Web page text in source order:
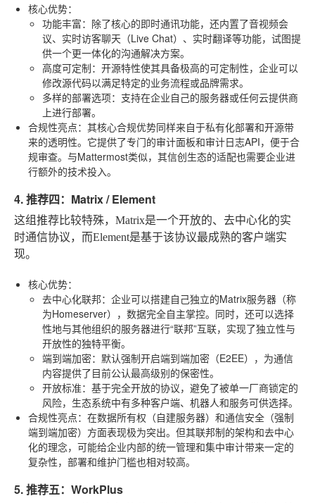
核心优势：
功能丰富：除了核心的即时通讯功能，还内置了音视频会
议、实时访客聊天（Live Chat）、实时翻译等功能，试图提
供一个更一体化的沟通解决方案。
高度可定制：开源特性使其具备极高的可定制性，企业可以
修改源代码以满足特定的业务流程或品牌需求。
多样的部署选项：支持在企业自己的服务器或任何云提供商
上进行部署。
合规性亮点：其核心合规优势同样来自于私有化部署和开源带
来的透明性。它提供了专门的审计面板和审计日志API，便于合
规审查。与Mattermost类似，其信创生态的适配也需要企业进
行额外的技术投入。
4. 推荐四：Matrix / Element
这组推荐比较特殊，Matrix是一个开放的、去中心化的实
时通信协议，而Element是基于该协议最成熟的客户端实
现。
核心优势：
去中心化联邦：企业可以搭建自己独立的Matrix服务器（称
为Homeserver），数据完全自主掌控。同时，还可以选择
性地与其他组织的服务器进行“联邦”互联，实现了独立性与
开放性的独特平衡。
端到端加密：默认强制开启端到端加密（E2EE），为通信
内容提供了目前公认最高级别的保密性。
开放标准：基于完全开放的协议，避免了被单一厂商锁定的
风险，生态系统中有多种客户端、机器人和服务可供选择。
合规性亮点：在数据所有权（自建服务器）和通信安全（强制
端到端加密）方面表现极为突出。但其联邦制的架构和去中心
化的理念，可能给企业内部的统一管理和集中审计带来一定的
复杂性，部署和维护门槛也相对较高。
5. 推荐五：WorkPlus